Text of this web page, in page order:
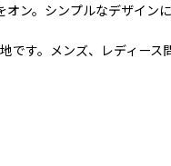
ン。シンプルなデザイン
す。メンズ、レディース